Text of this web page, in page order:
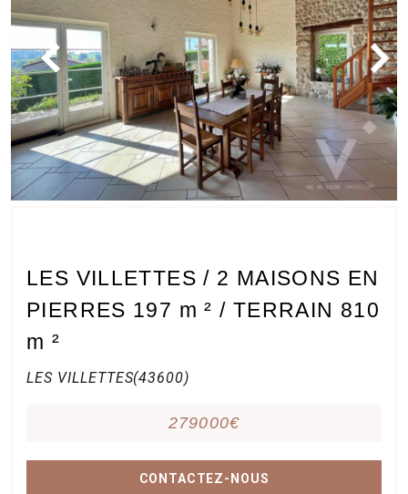
LES VILLETTES / 2 MAISONS EN
PIERRES 197 m ² / TERRAIN 810
m ²
LES VILLETTES(43600)
279000€
CONTACTEZ-NOUS
Services
Biens
immobiliers